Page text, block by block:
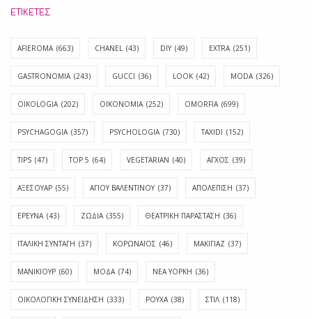
ΕΤΙΚΈΤΕΣ
AFIEROMA (663) CHANEL (43) DIY (49) EXTRA (251)
GASTRONOMIA (243) GUCCI (36) LOOK (42) MODA (326)
OIKOLOGIA (202) OIKONOMIA (252) OMORFIA (699)
PSYCHAGOGIA (357) PSYCHOLOGIA (730) TAXIDI (152)
TIPS (47) TOP 5 (64) VEGETARIAN (40) ΑΓΧΟΣ (39)
ΑΞΕΣΟΥΑΡ (55) ΑΓΊΟΥ ΒΑΛΕΝΤΊΝΟΥ (37) ΑΠΟΛΈΠΙΣΗ (37)
ΕΡΕΥΝΑ (43) ΖΩΔΙΑ (355) ΘΕΑΤΡΙΚΗ ΠΑΡΑΣΤΑΣΗ (36)
ΙΤΑΛΙΚΗ ΣΥΝΤΑΓΗ (37) ΚΟΡΩΝΑΪΟΣ (46) ΜΑΚΙΓΙΑΖ (37)
ΜΑΝΙΚΙΟΥΡ (60) ΜΟΔΑ (74) ΝΕΑ ΥΟΡΚΗ (36)
ΟΙΚΟΛΟΓΙΚΗ ΣΥΝΕΙΔΗΣΗ (333) ΡΟΥΧΑ (38) ΣΤΙΛ (118)